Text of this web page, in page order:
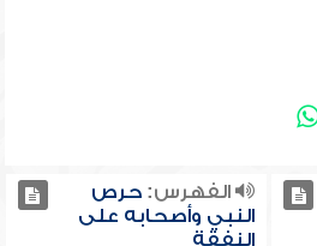
الفهرس:حرص
النبي وأصحابه على
النفقة